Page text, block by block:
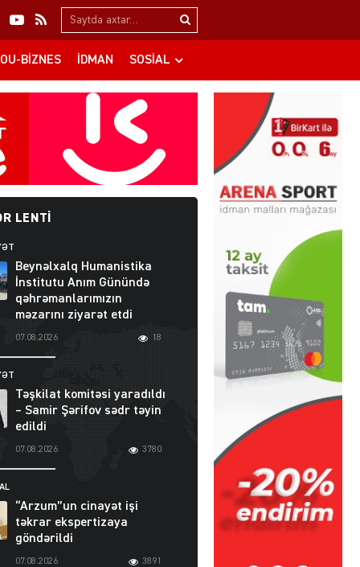
Search…
BIZNES İDMAN SOSIAL
LENTI
Beynəlxalq Humanistika
İnstitutu Anım Günündə
qəhrəmanlarımızın
məzarını ziyarət etdi
07.08.2026 18
Təşkilat komitəsi yaradıldı
– Samir Şərifov sədr təyin
edildi
07.08.2026 3780
“Arzum”un cinayət işi
təkrar ekspertizaya
göndərildi
07.08.2026 3891